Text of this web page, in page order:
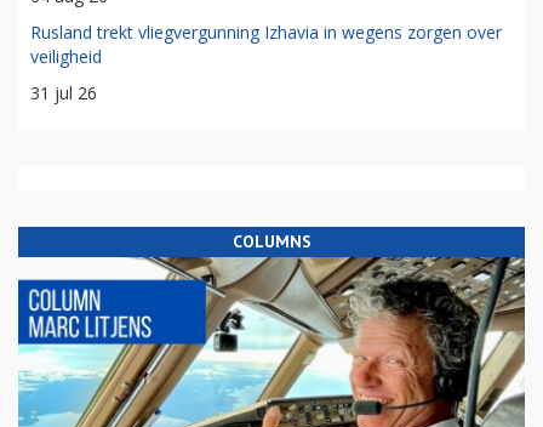
Rusland trekt vliegvergunning Izhavia in wegens zorgen over
veiligheid
31 jul 26
COLUMNS